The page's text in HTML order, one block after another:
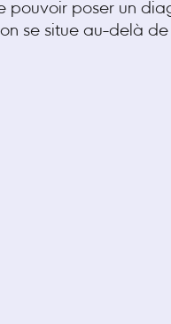
pouvoir poser un
se situe au-delà